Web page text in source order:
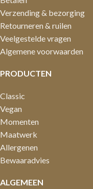
Verzending & bezorging
Retourneren & ruilen
Veelgestelde vragen
Algemene voorwaarden
PRODUCTEN
Classic
Vegan
Momenten
Maatwerk
Allergenen
Bewaaradvies
ALGEMEEN